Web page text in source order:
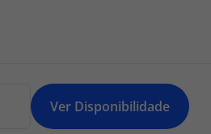
Ver Disponibilidade